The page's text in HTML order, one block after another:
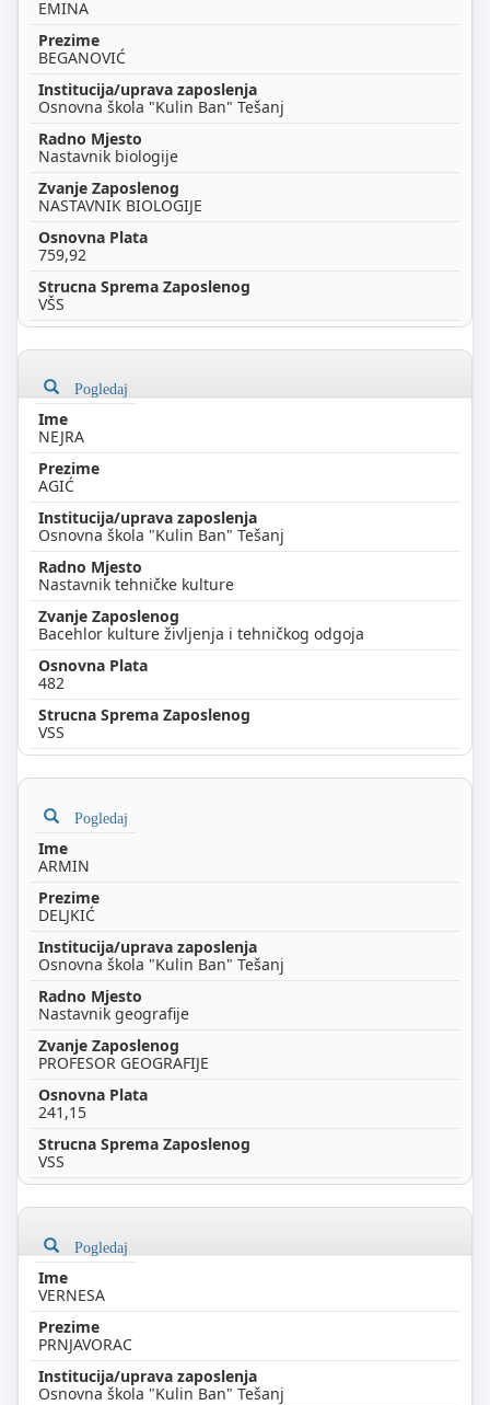
EMINA
BEGANOVIĆ
Osnovna škola "Kulin Ban" Tešanj
Nastavnik biologije
NASTAVNIK BIOLOGIJE
759,92
VŠS
Pogledaj
NEJRA
AGIĆ
Osnovna škola "Kulin Ban" Tešanj
Nastavnik tehničke kulture
Bacehlor kulture življenja i tehničkog odgoja
482
VSS
Pogledaj
ARMIN
DELJKIĆ
Osnovna škola "Kulin Ban" Tešanj
Nastavnik geografije
PROFESOR GEOGRAFIJE
241,15
VSS
Pogledaj
VERNESA
PRNJAVORAC
Osnovna škola "Kulin Ban" Tešanj